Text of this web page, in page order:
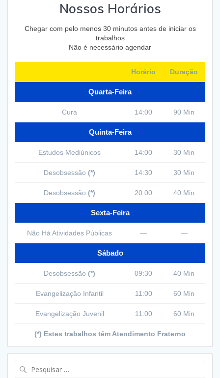
Nossos Horários
Chegar com pelo menos 30 minutos antes de iniciar os
trabalhos
Não é necessário agendar
Horário Duração
Quarta-Feira
Cura 14:00 90 Min
Quinta-Feira
Estudos Mediúnicos 14:00 30 Min
Desobsessão (*) 14:30 30 Min
Desobsessão (*) 20:00 40 Min
Sexta-Feira
Não Há Atividades Públicas — —
Sábado
Desobsessão (*) 09:30 40 Min
Evangelização Infantil 11:00 60 Min
Evangelização Juvenil 11:00 60 Min
(*) Estes trabalhos têm Atendimento Fraterno